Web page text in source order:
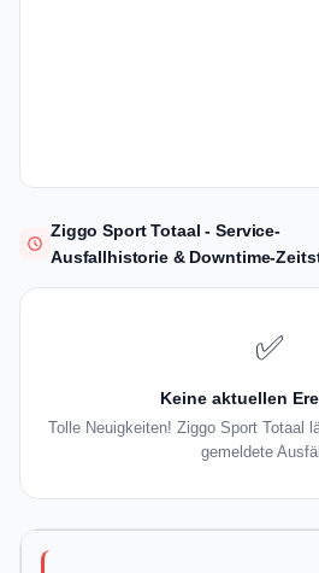
Ziggo Sport Totaal - Service-
Ausfallhistorie & Downtime-
✅
Keine aktuellen
Tolle Neuigkeiten! Ziggo Sport Totaal
gemeldete